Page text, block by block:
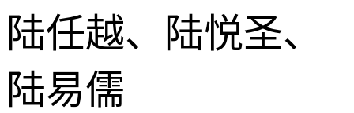
陆任越、陆悦圣、
陆易儒